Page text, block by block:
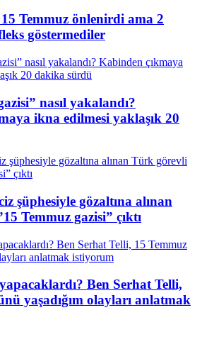
Temmuz önlenirdi ama 2
göstermediler
nasıl yakalandı?
ikna edilmesi yaklaşık 20
şüphesiyle gözaltına alınan
Temmuz gazisi” çıktı
Ben Serhat Telli,
yaşadığım olayları anlatmak